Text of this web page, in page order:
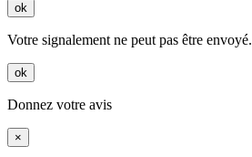
ok
Votre signalement ne peut pas être envoyé.
ok
Donnez votre avis
×